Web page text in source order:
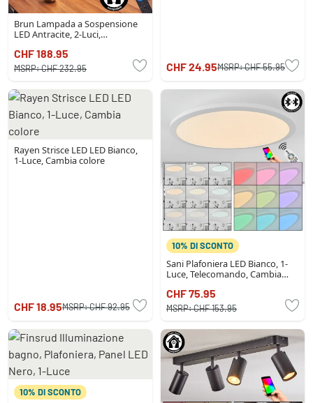
Brun Lampada a Sospensione
LED Antracite, 2-Luci,
CHF 188.95
MSRP:CHF 232.95 CHF 24.95MSRP:CHF 55.95
Rayen Strisce LED LED Bianco,
1-Luce, Cambia colore
CHF 18.95MSRP:CHF 92.95
10% DI SCONTO
Sani Plafoniera LED Bianco, 1-
Luce, Telecomando, Cambia
CHF 75.95
MSRP:CHF 153.95
10% DI SCONTO